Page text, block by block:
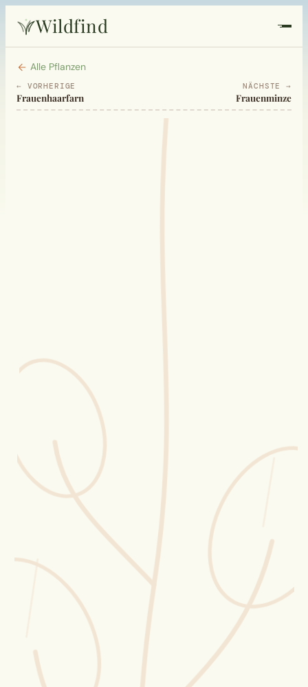
Wildfind
Startseite
Pflanzen
Sammelkalender
Blüten-Finder
Phänologie-Radar
Vogelstimmen
Gartenplaner
Challenges
Wusstest du?
Sammlungen
Alle Pflanzen
← VORHERIGE
Frauenhaarfarn
NÄCHSTE →
Frauenminze